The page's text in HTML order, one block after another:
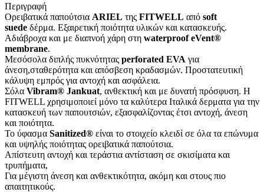
Περιγραφή
Ορειβατικά παπούτσια ARIEL της FITWELL από soft
suede δέρμα. Εξαιρετική ποιότητα υλικών και κατασκευής.
Αδιάβροχα και με διαπνοή χάρη στη waterproof eVent®
membrane.
Μεσόσολα διπλής πυκνότητας perforated EVA για
άνεση,σταθερότητα και απόσβεση κραδασμών. Προστατευτική
κάλυψη εμπρός για αντοχή και ασφάλεια.
Σόλα Vibram® Jankuat, ανθεκτική και με δυνατή πρόσφυση. Η
FITWELL χρησιμοποιεί μόνο τα καλύτερα Ιταλικά δερματα για την
κατασκευή των παπουτσιών, εξασφαλίζοντας έτσι αντοχή, άνεση
και ποιότητα.
Το ύφασμα Sanitized® είναι το στοιχείο κλειδί σε όλα τα επώνυμα
και υψηλής ποιότητας ορειβατικά παπούτσια.
Απίστευτη αντοχή και τεράστια αντίσταση σε σκισίματα και
τρυπήματα,
Για μέγιστη άνεση και ανθεκτικότητα, ακόμη και στους πιο
απαιτητικούς.